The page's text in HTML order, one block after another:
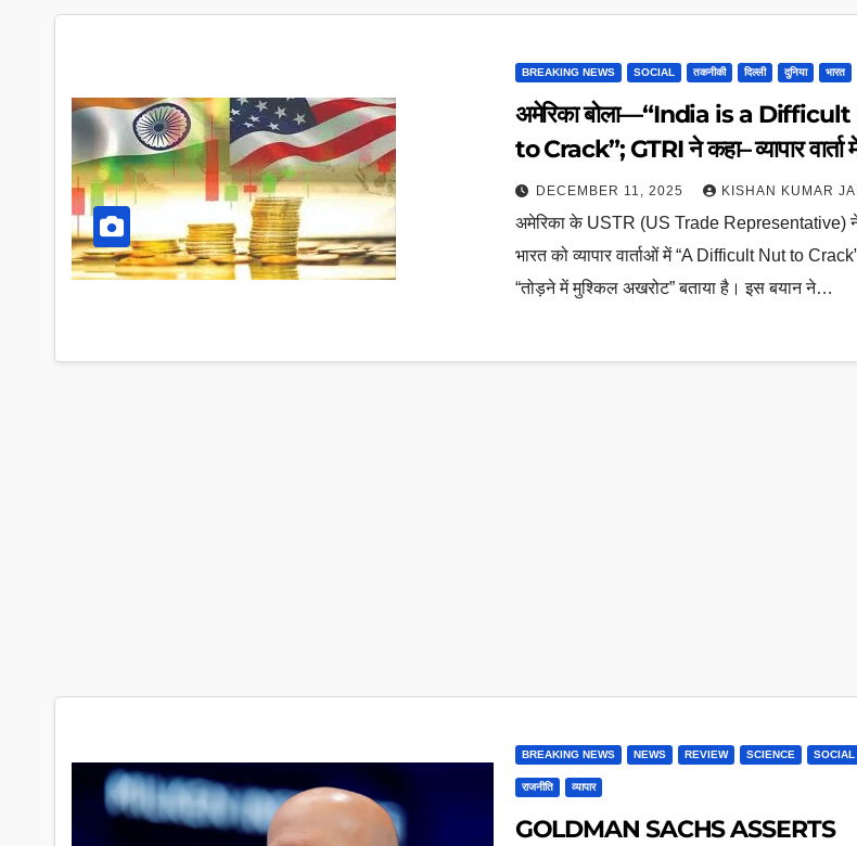
BREAKING NEWS SOCIAL तकनीकी दिल्ली दुनिया भारत
अमेरिका बोला—“India is a
to Crack”; GTRI ने कहा– व्यापार
ज़रूरीDECEMBER 11, 2025 KISHAN KUMAR
अमेरिका के USTR (US Trade Representative) ने
भारत को व्यापार वार्ताओं में “A Difficult Nut to
“तोड़ने में मुश्किल अखरोट” बताया है। इस बयान ने…
BREAKING NEWS NEWS REVIEW SCIENCE SOCIAL
राजनीति व्यापार
GOLDMAN SACHS ASSERTS